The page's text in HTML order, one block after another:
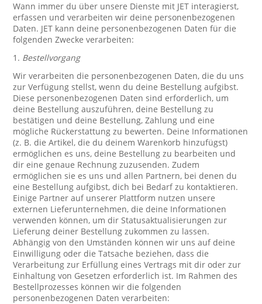
Wann immer du über unsere Dienste mit JET interagierst,
erfassen und verarbeiten wir deine personenbezogenen
Daten. JET kann deine personenbezogenen Daten für die
folgenden Zwecke verarbeiten:
1. Bestellvorgang
Wir verarbeiten die personenbezogenen Daten, die du uns
zur Verfügung stellst, wenn du deine Bestellung aufgibst.
Diese personenbezogenen Daten sind erforderlich, um
deine Bestellung auszuführen, deine Bestellung zu
bestätigen und deine Bestellung, Zahlung und eine
mögliche Rückerstattung zu bewerten. Deine Informationen
(z. B. die Artikel, die du deinem Warenkorb hinzufügst)
ermöglichen es uns, deine Bestellung zu bearbeiten und
dir eine genaue Rechnung zuzusenden. Zudem
ermöglichen sie es uns und allen Partnern, bei denen du
eine Bestellung aufgibst, dich bei Bedarf zu kontaktieren.
Einige Partner auf unserer Plattform nutzen unsere
externen Lieferunternehmen, die deine Informationen
verwenden können, um dir Statusaktualisierungen zur
Lieferung deiner Bestellung zukommen zu lassen.
Abhängig von den Umständen können wir uns auf deine
Einwilligung oder die Tatsache beziehen, dass die
Verarbeitung zur Erfüllung eines Vertrags mit dir oder zur
Einhaltung von Gesetzen erforderlich ist. Im Rahmen des
Bestellprozesses können wir die folgenden
personenbezogenen Daten verarbeiten: